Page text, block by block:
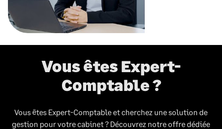
Vous êtes Expert-
Comptable ?
Vous êtes Expert-Comptable et cherchez une solution de
gestion pour votre cabinet ? Découvrez notre offre dédiée